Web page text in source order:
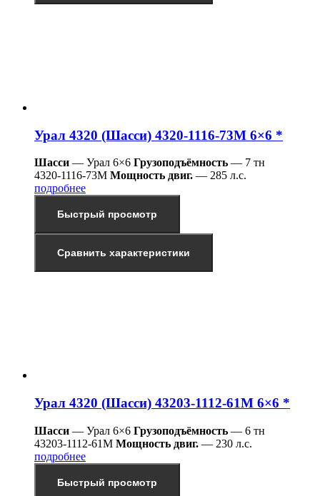
Урал 4320 (Шасси) 4320-1116-73М 6×6 *
Шасси — Урал 6×6 Грузоподъёмность — 7 тн
4320-1116-73М Мощность двиг. — 285 л.с.
подробнее
Быстрый просмотр
Сравнить характеристики
Урал 4320 (Шасси) 43203-1112-61М 6×6 *
Шасси — Урал 6×6 Грузоподъёмность — 6 тн
43203-1112-61М Мощность двиг. — 230 л.с.
подробнее
Быстрый просмотр